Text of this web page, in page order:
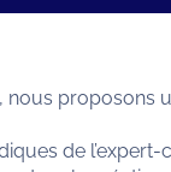
nous proposons
de